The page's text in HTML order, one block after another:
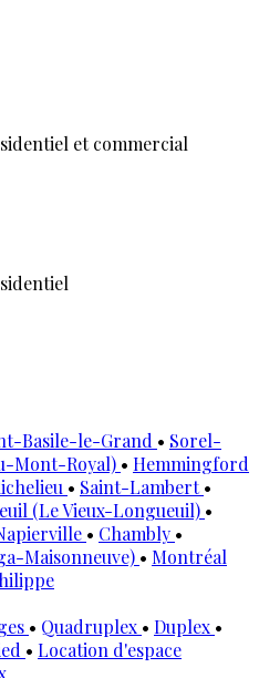
et commercial
Basile-le-Grand • Sorel-
Mont-Royal) • Hemmingford
• Saint-Lambert•
(Le Vieux-Longueuil) •
• Chambly •
Maisonneuve) • Montréal
• Quadruplex • Duplex •
• Location d'espace